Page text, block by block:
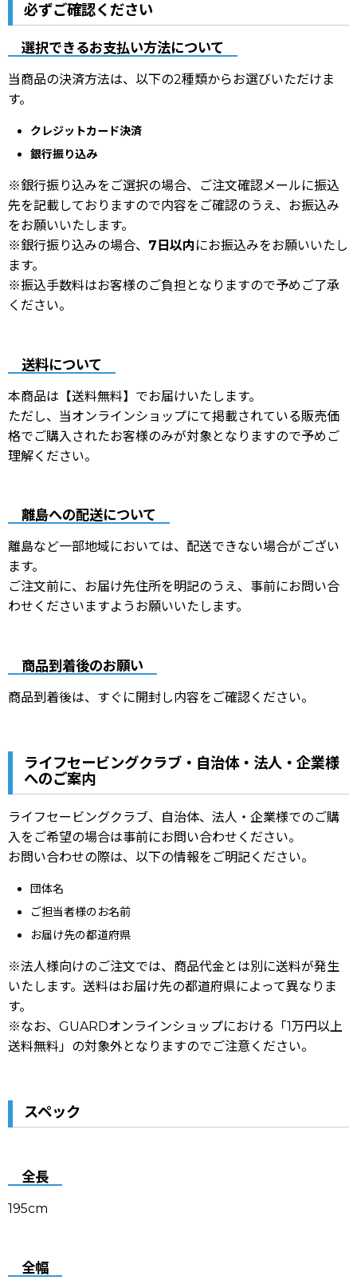
必ずご確認ください
選択できるお支払い方法について
当商品の決済方法は、以下の2種類からお選びいただけま
す。
クレジットカード決済
銀行振り込み
※銀行振り込みをご選択の場合、ご注文確認メールに振込
先を記載しておりますので内容をご確認のうえ、お振込み
をお願いいたします。
※銀行振り込みの場合、 7日以内 にお振込みをお願いいたし
ます。
※振込手数料はお客様のご負担となりますので予めご了承
ください。
送料について
本商品は【送料無料】でお届けいたします。
ただし、当オンラインショップにて掲載されている販売価
格でご購入されたお客様のみが対象となりますので予めご
理解ください。
離島への配送について
離島など一部地域においては、配送できない場合がござい
ます。
ご注文前に、お届け先住所を明記のうえ、事前にお問い合
わせくださいますようお願いいたします。
商品到着後のお願い
商品到着後は、すぐに開封し内容をご確認ください。
ライフセービングクラブ・自治体・法人・企業様
へのご案内
ライフセービングクラブ、自治体、法人・企業様でのご購
入をご希望の場合は事前にお問い合わせください。
お問い合わせの際は、以下の情報をご明記ください。
団体名
ご担当者様のお名前
お届け先の都道府県
※法人様向けのご注文では、商品代金とは別に送料が発生
いたします。送料はお届け先の都道府県によって異なりま
す。
※なお、GUARDオンラインショップにおける「1万円以上
送料無料」の対象外となりますのでご注意ください。
スペック
全長
195cm
全幅